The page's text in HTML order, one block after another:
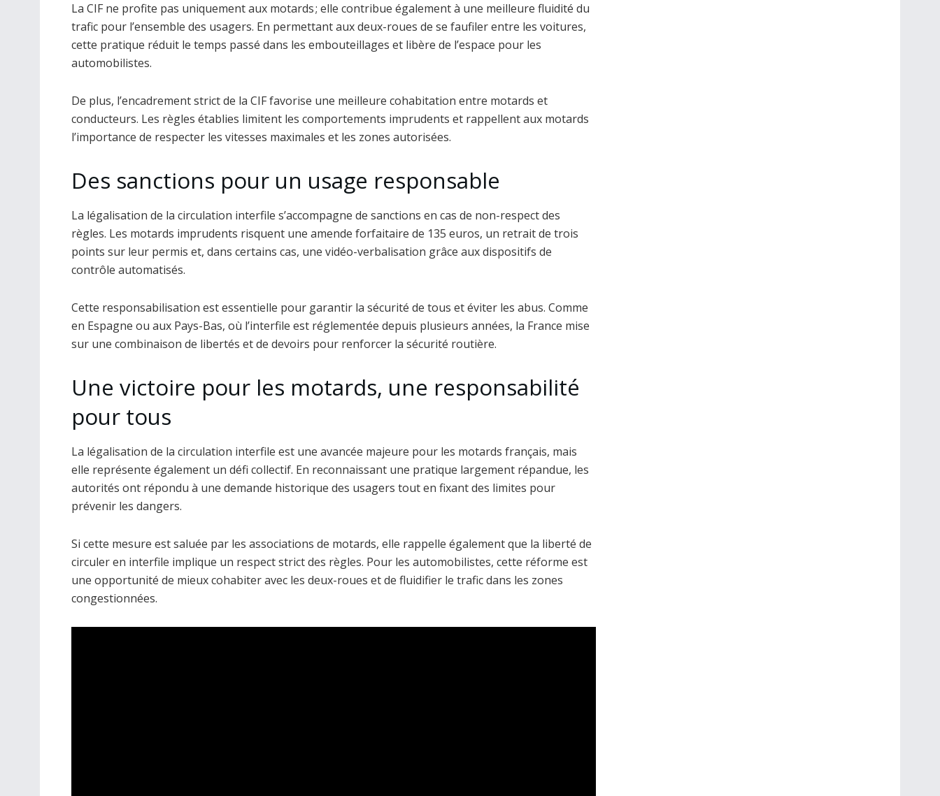
La CIF ne profite pas uniquement aux motards ; elle contribue également à une meilleure fluidité du
trafic pour l’ensemble des usagers. En permettant aux deux-roues de se faufiler entre les voitures,
cette pratique réduit le temps passé dans les embouteillages et libère de l’espace pour les
automobilistes.
De plus, l’encadrement strict de la CIF favorise une meilleure cohabitation entre motards et
conducteurs. Les règles établies limitent les comportements imprudents et rappellent aux motards
l’importance de respecter les vitesses maximales et les zones autorisées.
Des sanctions pour un usage responsable
La légalisation de la circulation interfile s’accompagne de sanctions en cas de non-respect des
règles. Les motards imprudents risquent une amende forfaitaire de 135 euros, un retrait de trois
points sur leur permis et, dans certains cas, une vidéo-verbalisation grâce aux dispositifs de
contrôle automatisés.
Cette responsabilisation est essentielle pour garantir la sécurité de tous et éviter les abus. Comme
en Espagne ou aux Pays-Bas, où l’interfile est réglementée depuis plusieurs années, la France mise
sur une combinaison de libertés et de devoirs pour renforcer la sécurité routière.
Une victoire pour les motards, une responsabilité
pour tous
La légalisation de la circulation interfile est une avancée majeure pour les motards français, mais
elle représente également un défi collectif. En reconnaissant une pratique largement répandue, les
autorités ont répondu à une demande historique des usagers tout en fixant des limites pour
prévenir les dangers.
Si cette mesure est saluée par les associations de motards, elle rappelle également que la liberté de
circuler en interfile implique un respect strict des règles. Pour les automobilistes, cette réforme est
une opportunité de mieux cohabiter avec les deux-roues et de fluidifier le trafic dans les zones
congestionnées.